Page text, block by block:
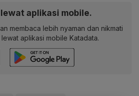
aplikasi mobile.
membaca lebih nyaman dan nikmati
aplikasi mobile Katadata.